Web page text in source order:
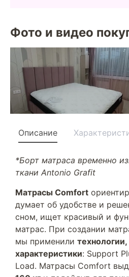
Фото и видео
Описание
*Борт матраса временно
ткани Antonio Grafit
Матрасы Comfort
думает об удобстве и
сном, ищет красивый и
матрас. При создании
мы применили
характеристики: Support
Load. Матрасы Comfort